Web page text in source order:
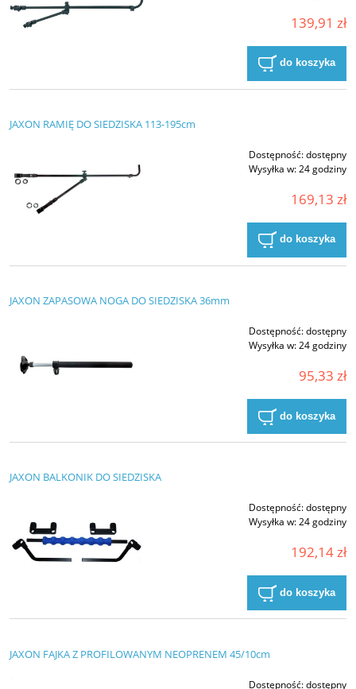
139,91 zł
do koszyka
JAXON RAMIĘ DO SIEDZISKA 113-195cm
Dostępność:dostępny
Wysyłka w:24 godziny
169,13 zł
do koszyka
JAXON ZAPASOWA NOGA DO SIEDZISKA 36mm
Dostępność:dostępny
Wysyłka w:24 godziny
95,33 zł
do koszyka
JAXON BALKONIK DO SIEDZISKA
Dostępność:dostępny
Wysyłka w:24 godziny
192,14 zł
do koszyka
JAXON FAJKA Z PROFILOWANYM NEOPRENEM 45/10cm
Dostępność:dostępny